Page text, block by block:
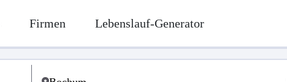
Firmen Lebenslauf-Generator